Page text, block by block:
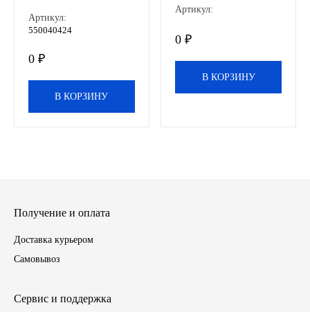
ЛИАЗ
МТЗ
Спецтехника
ЯМЗ
Автотовары
Артикул:
550040424
0 ₽
В КОРЗИНУ
Артикул:
0 ₽
В КОРЗИНУ
Получение и оплата
Доставка курьером
Самовывоз
Сервис и поддержка